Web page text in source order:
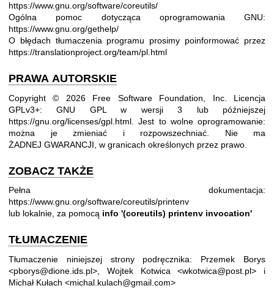
https://www.gnu.org/software/coreutils/
Ogólna pomoc dotycząca oprogramowania GNU:
https://www.gnu.org/gethelp/
O błędach tłumaczenia programu prosimy poinformować przez
https://translationproject.org/team/pl.html
PRAWA AUTORSKIE
Copyright © 2026 Free Software Foundation, Inc. Licencja
GPLv3+: GNU GPL w wersji 3 lub późniejszej
https://gnu.org/licenses/gpl.html .Jest to wolne oprogramowanie:
można je zmieniać i rozpowszechniać. Nie ma
ŻADNEJ GWARANCJI, w granicach określonych przez prawo.
ZOBACZ TAKŻE
Pełna dokumentacja:
https://www.gnu.org/software/coreutils/printenv
lub lokalnie, za pomocą info '(coreutils) printenv invocation'
TŁUMACZENIE
Tłumaczenie niniejszej strony podręcznika: Przemek Borys
<pborys@dione.ids.pl>, Wojtek Kotwica <wkotwica@post.pl> i
Michał Kułach <michal.kulach@gmail.com>